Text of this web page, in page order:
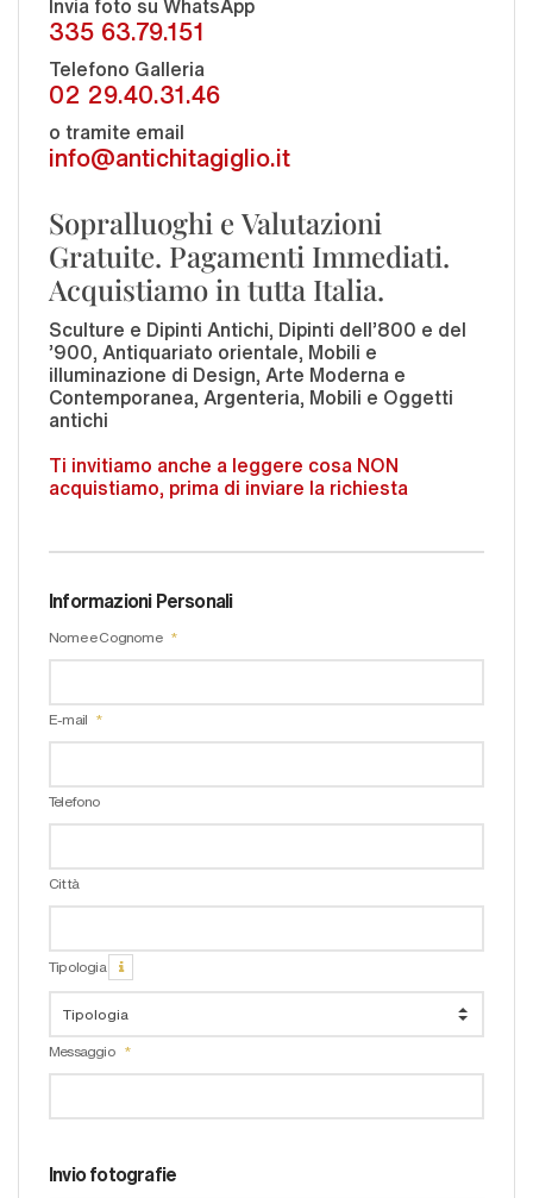
335 63.79.151
Telefono Galleria
02 29.40.31.46
o tramite email
info@antichitagiglio.it
Sopralluoghi e Valutazioni
Gratuite. Pagamenti Immediati.
Acquistiamo in tutta Italia.
Sculture e Dipinti Antichi, Dipinti dell'800 e del
'900, Antiquariato orientale, Mobili e
illuminazione di Design, Arte Moderna e
Contemporanea, Argenteria, Mobili e Oggetti
antichi
Ti invitiamo anche a leggere cosa NON
acquistiamo, prima di inviare la richiesta
Informazioni Personali
Nome e Cognome
E-mail
Telefono
Città
Tipologia
Messaggio
Invio fotografie